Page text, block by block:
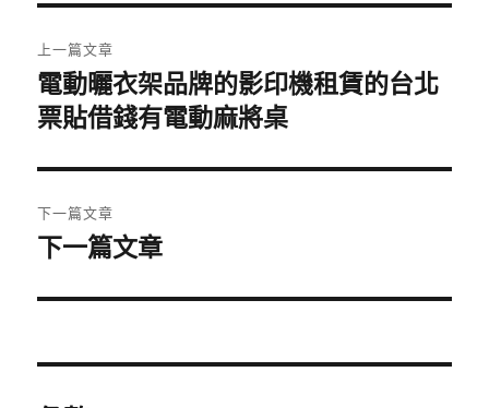
章
導
覽
上一篇文章
上
一
文
章:
電動曬衣架品牌的影印機租賃的台北
票貼借錢有電動麻將桌
下一篇文章
下
篇
章:
下一篇文章